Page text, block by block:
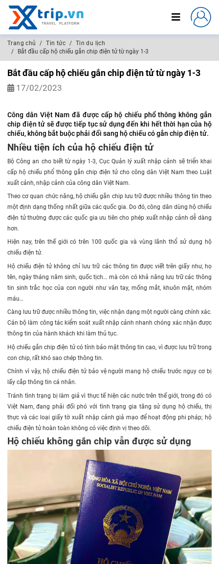
Trang chủ Tin tức
Tin du lịch
Bắt đầu cấp hộ chiếu gắn chip điện tử từ ngày 1-3
Bắt đầu cấp hộ chiếu gắn chip điện tử từ ngày 1-3
17/02/2023
Công dân Việt Nam đã được cấp hộ chiếu phổ thông không gắn
chip điện tử sẽ được tiếp tục sử dụng đến khi hết thời hạn của hộ
chiếu, không bắt buộc phải đổi sang hộ chiếu có gắn chip điện tử.
Nhiều tiện ích của hộ chiếu điện tử
Bộ Công an cho biết từ ngày 1-3, Cục Quản lý xuất nhập cảnh sẽ triển khai
cấp hộ chiếu phổ thông gắn chip điện tử cho công dân Việt Nam theo Luật
xuất cảnh, nhập cảnh của công dân Việt Nam.
Theo cơ quan chức năng, hộ chiếu gắn chip lưu trữ được nhiều thông tin theo
một định dạng thống nhất giữa các quốc gia. Do đó, công dân dùng hộ chiếu
điện tử thường được các quốc gia ưu tiên cho phép xuất nhập cảnh dễ dàng
hơn.
Hiện nay, trên thế giới có trên 100 quốc gia và vùng lãnh thổ sử dụng hộ
chiếu điện tử.
Hộ chiếu điện tử không chỉ lưu trữ các thông tin được viết trên giấy như, họ
tên, ngày tháng năm sinh, quốc tịch… mà còn có khả năng lưu trữ các thông
tin sinh trắc học của con người như vân tay, mống mắt, khuôn mặt, nhóm
máu…
Càng lưu trữ được nhiều thông tin, việc nhận dạng một người càng chính xác.
Cán bộ làm công tác kiểm soát xuất nhập cảnh nhanh chóng xác nhận được
thông tin của hành khách khi làm thủ tục.
Hộ chiếu gắn chip điện tử có tính bảo mật thông tin cao, vì được lưu trữ trong
con chip, rất khó sao chép thông tin.
Chính vì vậy, hộ chiếu điện tử bảo vệ người mang hộ chiếu trước nguy cơ bị
lấy cắp thông tin cá nhân.
Tránh tình trạng bị làm giả vì thực tế hiện các nước trên thế giới, trong đó có
Việt Nam, đang phải đối phó với tình trạng gia tăng sử dụng hộ chiếu, thị
thực và các loại giấy tờ xuất nhập cảnh giả mạo để hoạt động phi pháp; hộ
chiếu điện tử hoàn toàn không có việc định vị theo dõi.
Hộ chiếu không gắn chip vẫn được sử dụng